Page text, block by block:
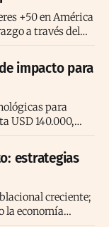
+50 en América
a través del
impacto para
para
USD 140.000,
estrategias
creciente;
la economía